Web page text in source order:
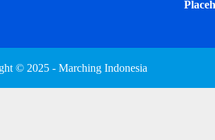
© 2025 - Marching Indonesia